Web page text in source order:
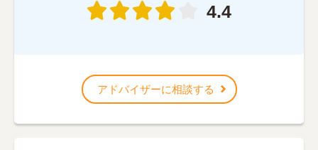
4.4
アドバイザーに相談する